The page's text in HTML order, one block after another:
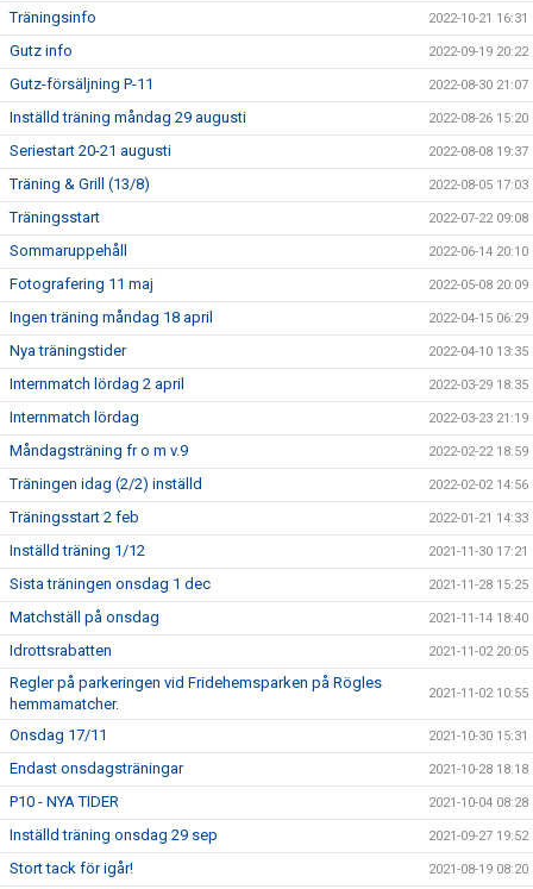
Träningsinfo 2022-10-21 16:31
Gutz info 2022-09-19 20:22
Gutz-försäljning P-11 2022-08-30 21:07
Inställd träning måndag 29 augusti 2022-08-26 15:20
Seriestart 20-21 augusti 2022-08-08 19:37
Träning & Grill (13/8) 2022-08-05 17:03
Träningsstart 2022-07-22 09:08
Sommaruppehåll 2022-06-14 20:10
Fotografering 11 maj 2022-05-08 20:09
Ingen träning måndag 18 april 2022-04-15 06:29
Nya träningstider 2022-04-10 13:35
Internmatch lördag 2 april 2022-03-29 18:35
Internmatch lördag 2022-03-23 21:19
Måndagsträning fr o m v.9 2022-02-22 18:59
Träningen idag (2/2) inställd 2022-02-02 14:56
Träningsstart 2 feb 2022-01-21 14:33
Inställd träning 1/12 2021-11-30 17:21
Sista träningen onsdag 1 dec 2021-11-28 15:25
Matchställ på onsdag 2021-11-14 18:40
Idrottsrabatten 2021-11-02 20:05
Regler på parkeringen vid Fridehemsparken på Rögles
hemmamatcher.
2021-11-02 10:55
Onsdag 17/11 2021-10-30 15:31
Endast onsdagsträningar 2021-10-28 18:18
P10 - NYA TIDER 2021-10-04 08:28
Inställd träning onsdag 29 sep 2021-09-27 19:52
Stort tack för igår! 2021-08-19 08:20